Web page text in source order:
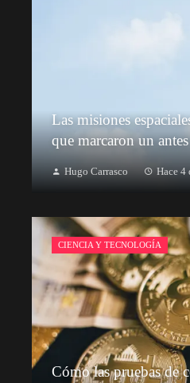
Las misiones
que marcaron un
Hugo Carrasco Hace 4
CIENCIA Y TECNOLOGÍA
Cómo las pruebas de